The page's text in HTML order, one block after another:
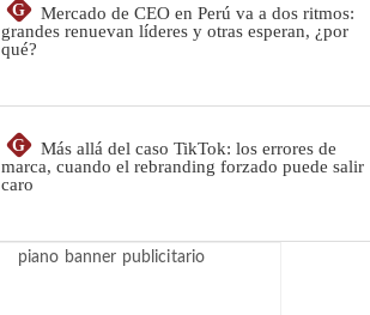
G
Mercado de CEO en Perú va a dos ritmos:
grandes renuevan líderes y otras esperan, ¿por
qué?
G
Más allá del caso TikTok: los errores de
marca, cuando el rebranding forzado puede salir
caro